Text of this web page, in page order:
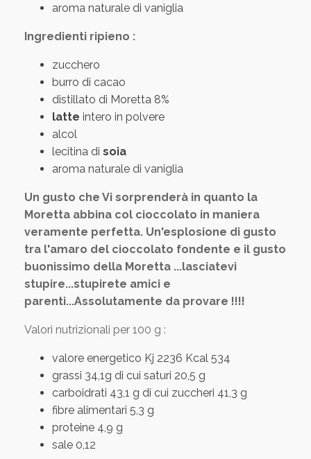
aroma naturale di vaniglia
Ingredienti ripieno :
zucchero
burro di cacao
distillato di Moretta 8%
latte intero in polvere
alcol
lecitina di soia
aroma naturale di vaniglia
Un gusto che Vi sorprenderà in quanto la
Moretta abbina col cioccolato in maniera
veramente perfetta. Un'esplosione di gusto
tra l'amaro del cioccolato fondente e il gusto
buonissimo della Moretta ...lasciatevi
stupire...stupirete amici e
parenti...Assolutamente da provare !!!!
Valori nutrizionali per 100 g :
valore energetico Kj 2236 Kcal 534
grassi 34,1g di cui saturi 20,5 g
carboidrati 43,1 g di cui zuccheri 41,3 g
fibre alimentari 5,3 g
proteine 4,9 g
sale 0,12